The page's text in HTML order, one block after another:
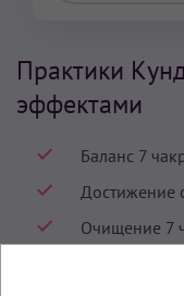
Практики
эффектами
Баланс 7
Достижение
Очищение 7